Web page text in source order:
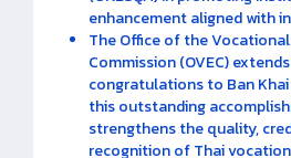
enhancement aligned with
The Office of the
Commission (OVEC)
congratulations to Ban
this outstanding
strengthens the quality,
recognition of Thai